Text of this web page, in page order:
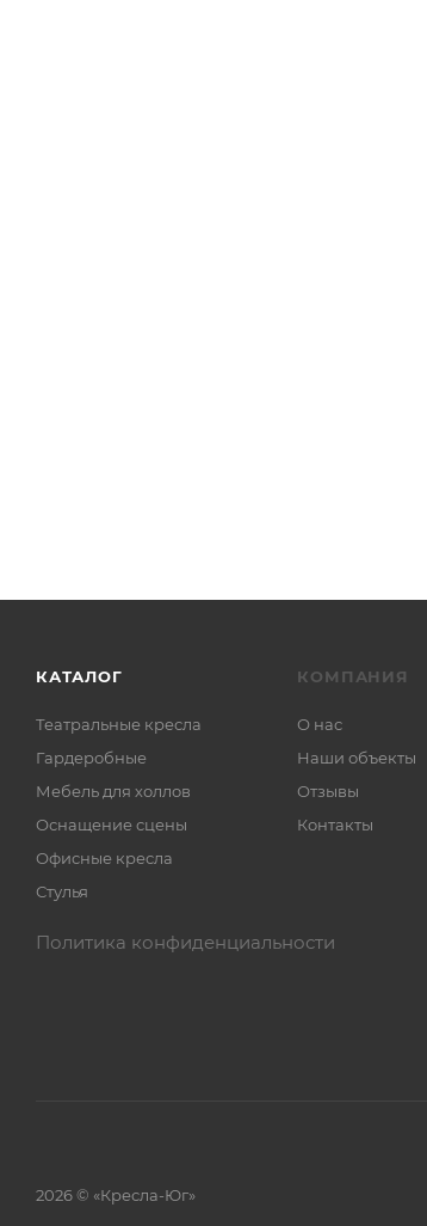
КАТАЛОГ
Театральные кресла
Гардеробные
Мебель для холлов
Оснащение сцены
Офисные кресла
Стулья
КОМПАНИЯ
О нас
Наши объекты
Отзывы
Контакты
Политика конфиденциальности
2026 © «Кресла-Юг»